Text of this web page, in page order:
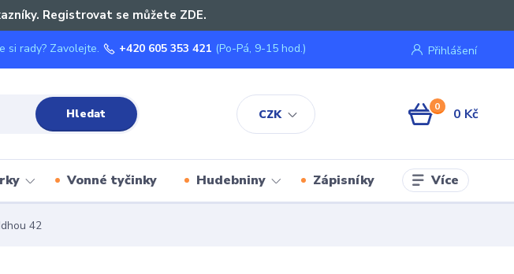
Registrovat se můžete ZDE.
CZK
Přihlášení
Hledat
si rady? Zavolejte. +420 605 353 421 (Po-Pá, 9-15 hod.)
0 0 Kč
Vonné tyčinky Hudebniny Zápisníky Více
42